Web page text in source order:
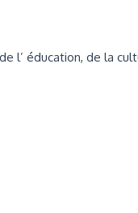
l’ éducation, de la